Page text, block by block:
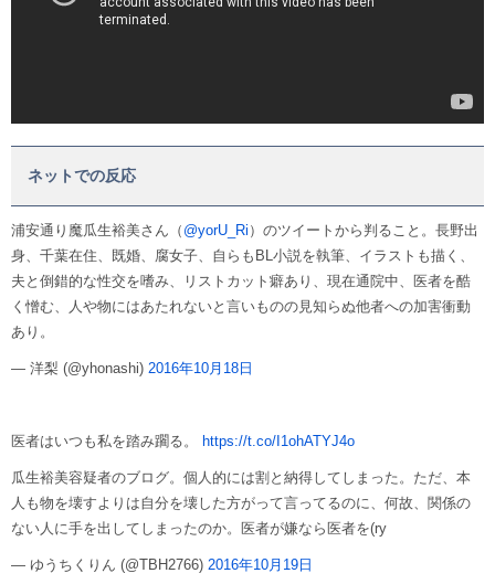
ネットでの反応
浦安通り魔瓜生裕美さん（ @yorU_Ri ）のツイートから判ること。長野出
身、千葉在住、既婚、腐女子、自らもBL小説を執筆、イラストも描く、
夫と倒錯的な性交を嗜み、リストカット癖あり、現在通院中、医者を酷
く憎む、人や物にはあたれないと言いものの見知らぬ他者への加害衝動
あり。
— 洋梨 (@yhonashi) 2016年10月18日
医者はいつも私を踏み躙る。 https://t.co/I1ohATYJ4o
瓜生裕美容疑者のブログ。個人的には割と納得してしまった。ただ、本
人も物を壊すよりは自分を壊した方がって言ってるのに、何故、関係の
ない人に手を出してしまったのか。医者が嫌なら医者を(ry
— ゆうちくりん (@TBH2766) 2016年10月19日